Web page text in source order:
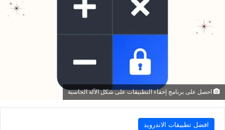
احصل على برنامج إخفاء التطبيقات على شكل الآلة الحاسبة
افضل تطبيقات الاندرويد